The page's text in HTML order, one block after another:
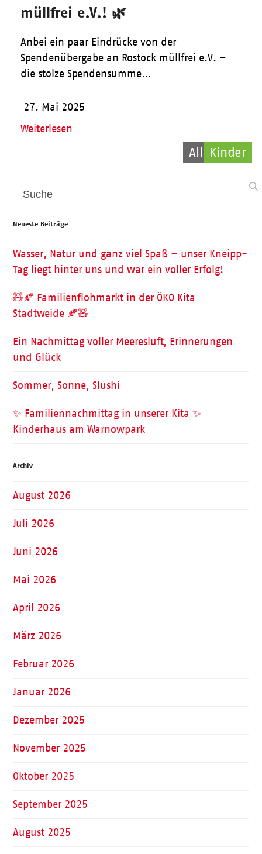
Pflege
Allgemein
Kinder
müllfrei e.V.! 🌿
Anbei ein paar Eindrücke von der
Spendenübergabe an Rostock müllfrei e.V. –
die stolze Spendensumme…
27. Mai 2025
Weiterlesen
Search
Neueste Beiträge
Wasser, Natur und ganz viel Spaß – unser Kneipp-
Tag liegt hinter uns und war ein voller Erfolg!
🧸🍂 Familienflohmarkt in der ÖKO Kita
Stadtweide 🍂🧸
Ein Nachmittag voller Meeresluft, Erinnerungen
und Glück
Sommer, Sonne, Slushi
✨ Familiennachmittag in unserer Kita ✨
Kinderhaus am Warnowpark
Archiv
August 2026
Juli 2026
Juni 2026
Mai 2026
April 2026
März 2026
Februar 2026
Januar 2026
Dezember 2025
November 2025
Oktober 2025
September 2025
August 2025